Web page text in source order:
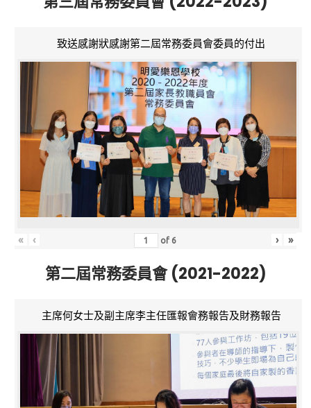
致送感謝狀感謝第二屆常務委員會委員的付出
« ‹ of 6 › »
第二屆常務委員會 (2021-2022)
主席何女士及副主席李主任匯報會務報告及財務報告